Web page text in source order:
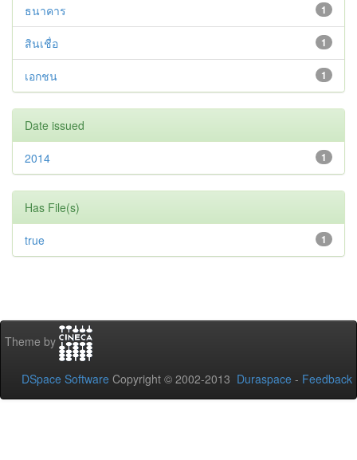
1
ธนาคาร
1
สินเชื่อ
1
เอกชน
Date issued
1
2014
Has File(s)
1
true
Theme by
DSpace Software Copyright © 2002-2013 Duraspace - Feedback